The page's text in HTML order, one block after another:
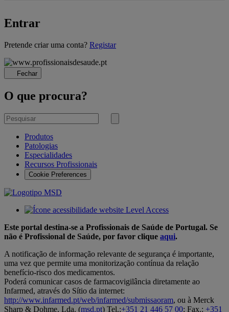
Entrar
A
Pretende criar uma conta? Registar
Fechar
O que procura?
Pesquisar
por
Submeter
Produtos
Patologias
Especialidades
Recursos Profissionais
Cookie Preferences
Este portal destina-se a Profissionais de Saúde de Portugal. Se
não é Profissional de Saúde, por favor clique aqui.
A notificação de informação relevante de segurança é importante,
uma vez que permite uma monitorização contínua da relação
benefício-risco dos medicamentos.
Poderá comunicar casos de farmacovigilância diretamente ao
Infarmed, através do Sítio da internet:
http://www.infarmed.pt/web/infarmed/submissaoram, ou à Merck
Sharp & Dohme, Lda. (msd.pt) Tel.:+351 21 446 57 00; Fax.: +351